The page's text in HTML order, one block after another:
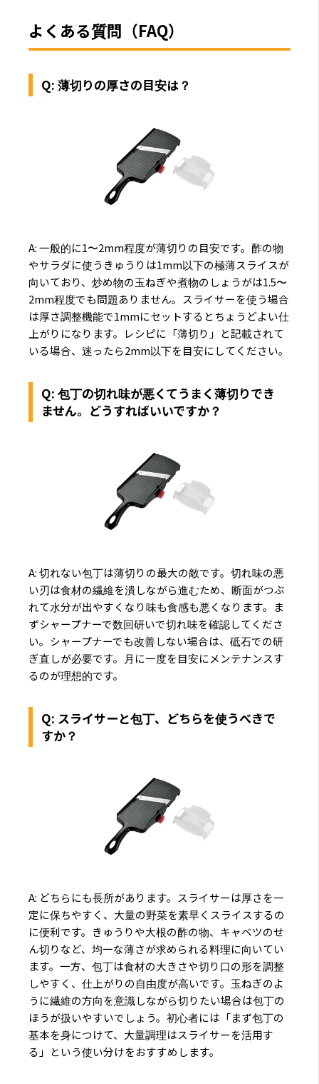
よくある質問（FAQ）
Q: 薄切りの厚さの目安は？
A: 一般的に1〜2mm程度が薄切りの目安です。酢の物
やサラダに使うきゅうりは1mm以下の極薄スライスが
向いており、炒め物の玉ねぎや煮物のしょうがは1.5〜
2mm程度でも問題ありません。スライサーを使う場合
は厚さ調整機能で1mmにセットするとちょうどよい仕
上がりになります。レシピに「薄切り」と記載されて
いる場合、迷ったら2mm以下を目安にしてください。
Q: 包丁の切れ味が悪くてうまく薄切りでき
ません。どうすればいいですか？
A: 切れない包丁は薄切りの最大の敵です。切れ味の悪
い刃は食材の繊維を潰しながら進むため、断面がつぶ
れて水分が出やすくなり味も食感も悪くなります。ま
ずシャープナーで数回研いで切れ味を確認してくださ
い。シャープナーでも改善しない場合は、砥石での研
ぎ直しが必要です。月に一度を目安にメンテナンスす
るのが理想的です。
Q: スライサーと包丁、どちらを使うべきで
すか？
A: どちらにも長所があります。スライサーは厚さを一
定に保ちやすく、大量の野菜を素早くスライスするの
に便利です。きゅうりや大根の酢の物、キャベツのせ
ん切りなど、均一な薄さが求められる料理に向いてい
ます。一方、包丁は食材の大きさや切り口の形を調整
しやすく、仕上がりの自由度が高いです。玉ねぎのよ
うに繊維の方向を意識しながら切りたい場合は包丁の
ほうが扱いやすいでしょう。初心者には「まず包丁の
基本を身につけて、大量調理はスライサーを活用す
る」という使い分けをおすすめします。